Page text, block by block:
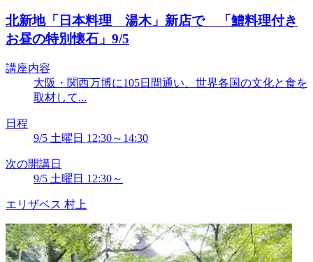
北新地「日本料理 湯木」新店で 「鱧料理付き
お昼の特別懐石」9/5
講座内容
大阪・関西万博に105日間通い、世界各国の文化と食を
取材して...
日程
9/5 土曜日 12:30～14:30
次の開講日
9/5 土曜日 12:30～
エリザベス 村上